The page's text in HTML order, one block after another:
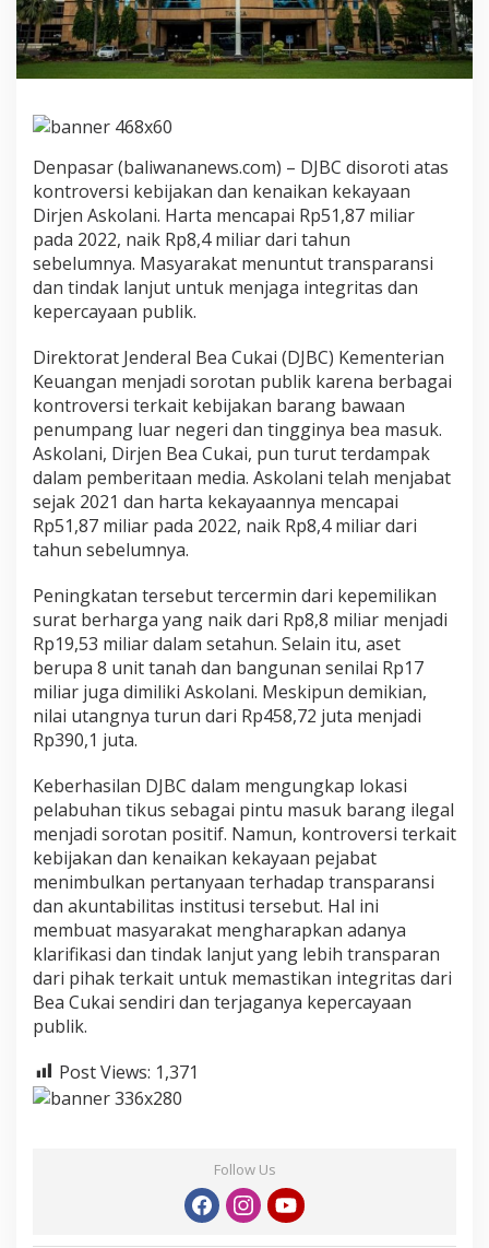
a
i
N
i
l
i
a
r
D
a
m
S
a
t
u
T
a
h
u
n
Denpasar (baliwananews.com) – DJBC disoroti atas
kontroversi kebijakan dan kenaikan kekayaan
Dirjen Askolani. Harta mencapai Rp51,87 miliar
pada 2022, naik Rp8,4 miliar dari tahun
sebelumnya. Masyarakat menuntut transparansi
dan tindak lanjut untuk menjaga integritas dan
kepercayaan publik.
Direktorat Jenderal Bea Cukai (DJBC) Kementerian
Keuangan menjadi sorotan publik karena berbagai
kontroversi terkait kebijakan barang bawaan
penumpang luar negeri dan tingginya bea masuk.
Askolani, Dirjen Bea Cukai, pun turut terdampak
dalam pemberitaan media. Askolani telah menjabat
sejak 2021 dan harta kekayaannya mencapai
Rp51,87 miliar pada 2022, naik Rp8,4 miliar dari
tahun sebelumnya.
Peningkatan tersebut tercermin dari kepemilikan
surat berharga yang naik dari Rp8,8 miliar menjadi
Rp19,53 miliar dalam setahun. Selain itu, aset
berupa 8 unit tanah dan bangunan senilai Rp17
miliar juga dimiliki Askolani. Meskipun demikian,
nilai utangnya turun dari Rp458,72 juta menjadi
Rp390,1 juta.
Keberhasilan DJBC dalam mengungkap lokasi
pelabuhan tikus sebagai pintu masuk barang ilegal
menjadi sorotan positif. Namun, kontroversi terkait
kebijakan dan kenaikan kekayaan pejabat
menimbulkan pertanyaan terhadap transparansi
dan akuntabilitas institusi tersebut. Hal ini
membuat masyarakat mengharapkan adanya
klarifikasi dan tindak lanjut yang lebih transparan
dari pihak terkait untuk memastikan integritas dari
Bea Cukai sendiri dan terjaganya kepercayaan
publik.
Post Views: 1,371
Follow Us